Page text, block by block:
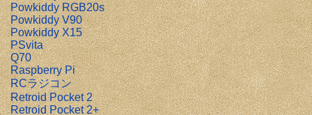
Powkiddy RGB20s
Powkiddy V90
Powkiddy X15
PSvita
Q70
Raspberry Pi
RCラジコン
Retroid Pocket 2
Retroid Pocket 2+